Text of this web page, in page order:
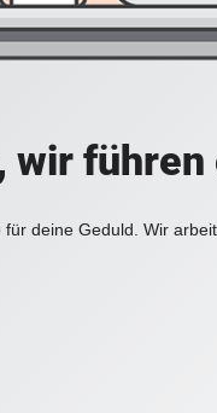
wir
für deine Geduld. Wir